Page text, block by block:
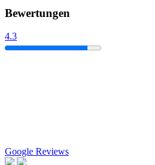
Bewertungen
4.3
Google Reviews